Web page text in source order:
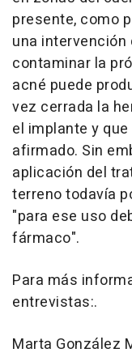
presente, como
una intervención
contaminar la
acné puede
vez cerrada la
el implante y
afirmado. Sin
aplicación del
terreno todavía
"para ese uso
fármaco".
Para más
entrevistas:.
Marta González